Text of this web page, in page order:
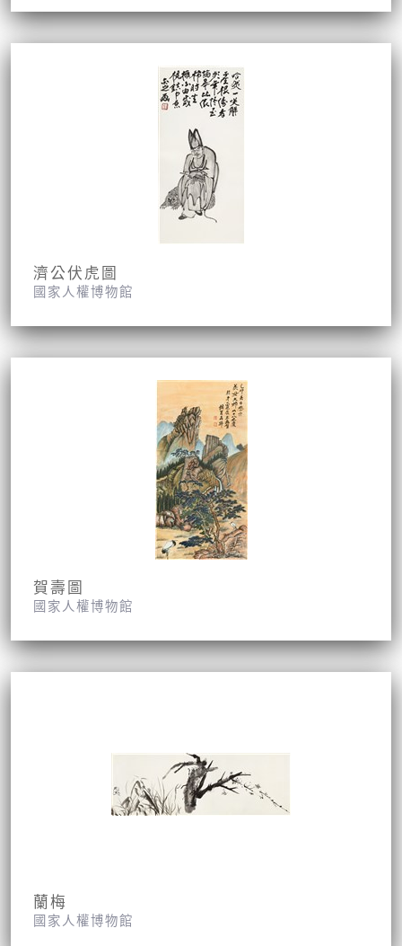
濟公伏虎圖
國家人權博物館
賀壽圖
國家人權博物館
蘭梅
國家人權博物館